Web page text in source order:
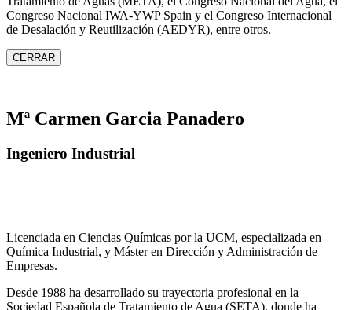
Congreso Nacional IWA‑YWP Spain y el Congreso Internacional
de Desalación y Reutilización (AEDYR), entre otros.
CERRAR
Mª Carmen Garcia Panadero
Ingeniero Industrial
Licenciada en Ciencias Químicas por la UCM, especializada en
Química Industrial, y Máster en Dirección y Administración de
Empresas.
Desde 1988 ha desarrollado su trayectoria profesional en la
Sociedad Española de Tratamiento de Agua (SETA), donde ha